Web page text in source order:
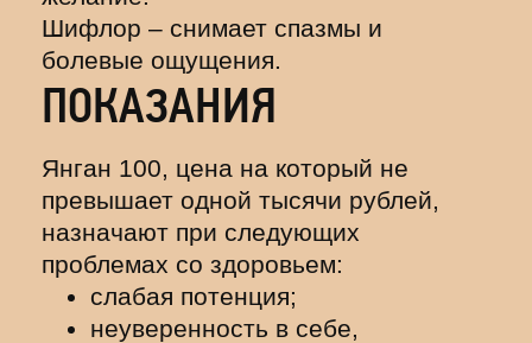
Шифлор – снимает спазмы и
болевые ощущения.
ПОКАЗАНИЯ
Янган 100, цена на который не
превышает одной тысячи рублей,
назначают при следующих
проблемах со здоровьем:
слабая потенция;
неуверенность в себе,